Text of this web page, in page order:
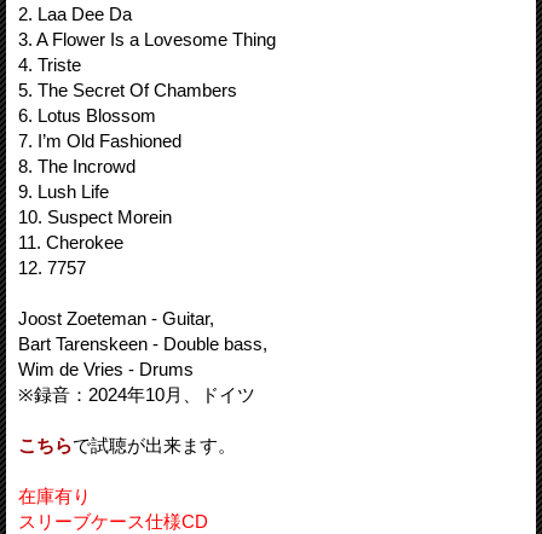
2. Laa Dee Da
3. A Flower Is a Lovesome Thing
4. Triste
5. The Secret Of Chambers
6. Lotus Blossom
7. I’m Old Fashioned
8. The Incrowd
9. Lush Life
10. Suspect Morein
11. Cherokee
12. 7757
Joost Zoeteman - Guitar,
Bart Tarenskeen - Double bass,
Wim de Vries - Drums
※録音：2024年10月、ドイツ
こちらで試聴が出来ます。
在庫有り
スリーブケース仕様CD